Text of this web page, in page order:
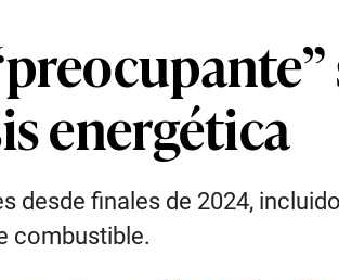
energética
desde finales de 2024,
combustible.